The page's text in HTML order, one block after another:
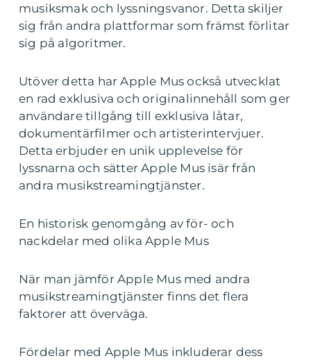
musiksmak och lyssningsvanor. Detta skiljer
sig från andra plattformar som främst förlitar
sig på algoritmer.
Utöver detta har Apple Mus också utvecklat
en rad exklusiva och originalinnehåll som ger
användare tillgång till exklusiva låtar,
dokumentärfilmer och artisterintervjuer.
Detta erbjuder en unik upplevelse för
lyssnarna och sätter Apple Mus isär från
andra musikstreamingtjänster.
En historisk genomgång av för- och
nackdelar med olika Apple Mus
När man jämför Apple Mus med andra
musikstreamingtjänster finns det flera
faktorer att överväga.
Fördelar med Apple Mus inkluderar dess